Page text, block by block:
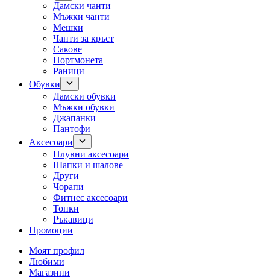
Дамски чанти
Мъжки чанти
Мешки
Чанти за кръст
Сакове
Портмонета
Раници
Обувки
Дамски обувки
Мъжки обувки
Джапанки
Пантофи
Аксесоари
Плувни аксесоари
Шапки и шалове
Други
Чорапи
Фитнес аксесоари
Топки
Ръкавици
Промоции
Моят профил
Любими
Магазини